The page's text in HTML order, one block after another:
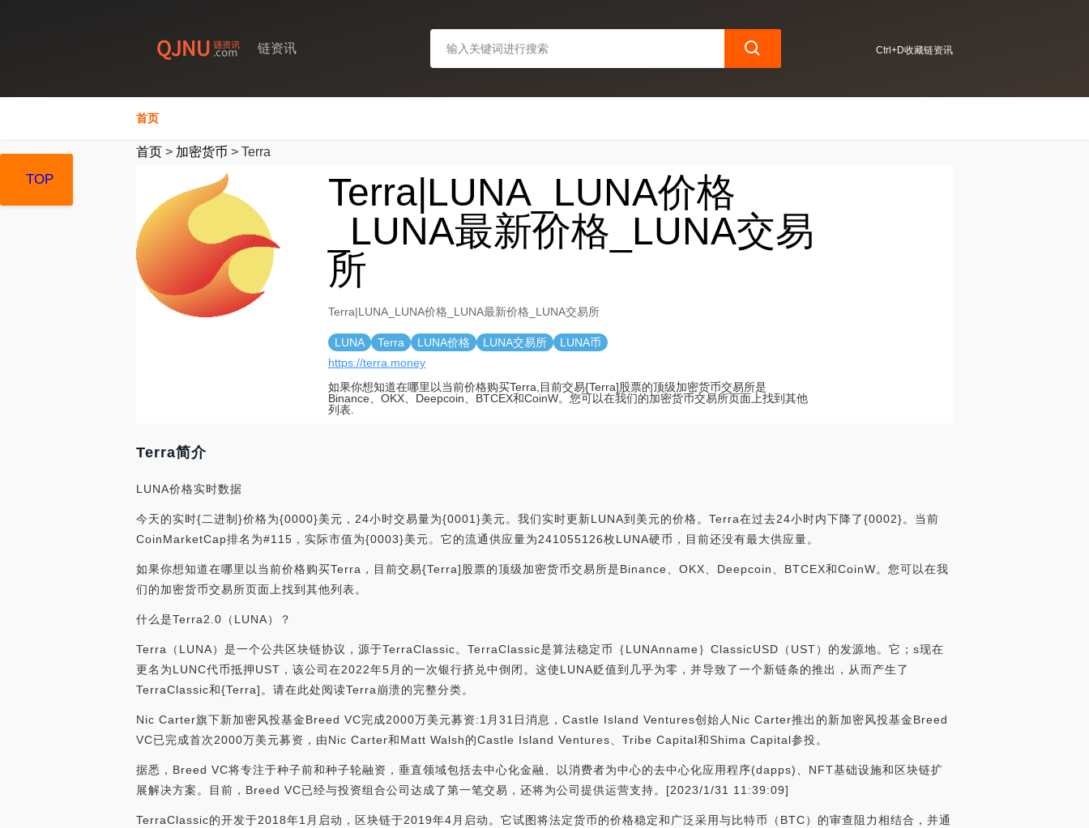
链资讯 Ctrl+D收藏链资讯
首页
首页 > 加密货币 > Terra
Terra|LUNA_LUNA价格
_LUNA最新价格_LUNA交易
所
Terra|LUNA_LUNA价格_LUNA最新价格_LUNA交易所
LUNA Terra LUNA价格 LUNA交易所
LUNA币
https://terra.money
如果你想知道在哪里以当前价格购买Terra,目前交易{Terra]股票的顶级加密货币交易所是
Binance、OKX、Deepcoin、BTCEX和CoinW。您可以在我们的加密货币交易所页面上找到其他
列表.
Terra简介
LUNA价格实时数据
今天的实时{二进制}价格为{0000}美元，24小时交易量为{0001}美元。我们实时更新LUNA到美元的价格。Terra在过去24小时内下降了{0002}。当前
CoinMarketCap排名为#115，实际市值为{0003}美元。它的流通供应量为241055126枚LUNA硬币，目前还没有最大供应量。
如果你想知道在哪里以当前价格购买Terra，目前交易{Terra]股票的顶级加密货币交易所是Binance、OKX、Deepcoin、BTCEX和CoinW。您可以在我
们的加密货币交易所页面上找到其他列表。
什么是Terra2.0（LUNA）？
Terra（LUNA）是一个公共区块链协议，源于TerraClassic。TerraClassic是算法稳定币｛LUNAnname｝ClassicUSD（UST）的发源地。它；s现在
更名为LUNC代币抵押UST，该公司在2022年5月的一次银行挤兑中倒闭。这使LUNA贬值到几乎为零，并导致了一个新链条的推出，从而产生了
TerraClassic和{Terra]。请在此处阅读Terra崩溃的完整分类。
Nic Carter旗下新加密风投基金Breed VC完成2000万美元募资:1月31日消息，Castle Island Ventures创始人Nic Carter推出的新加密风投基金Breed
VC已完成首次2000万美元募资，由Nic Carter和Matt Walsh的Castle Island Ventures、Tribe Capital和Shima Capital参投。
据悉，Breed VC将专注于种子前和种子轮融资，垂直领域包括去中心化金融、以消费者为中心的去中心化应用程序(dapps)、NFT基础设施和区块链扩
展解决方案。目前，Breed VC已经与投资组合公司达成了第一笔交易，还将为公司提供运营支持。[2023/1/31 11:39:09]
TerraClassic的开发于2018年1月启动，区块链于2019年4月启动。它试图将法定货币的价格稳定和广泛采用与比特币（BTC）的审查阻力相结合，并通
TOP
TOP
TOP